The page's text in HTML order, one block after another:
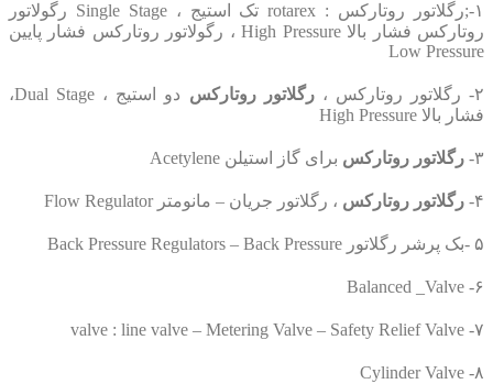
۱-;رگلاتور روتارکس : rotarex تک استیج ، Single Stage رگولاتور
روتارکس فشار بالا High Pressure ، رگولاتور روتارکس فشار پایین
Low Pressure
۲- رگلاتور روتارکس ، رگلاتور روتارکس
دو استیج ، Dual Stage،
فشار بالا High Pressure
۳- رگلاتور روتارکس برای گاز استیلن Acetylene
۴- رگلاتور روتارکس ، رگلاتور جریان – مانومتر Flow Regulator
۵ -بک پرشر رگلاتور Back Pressure Regulators – Back Pressure
۶- Balanced _Valve
۷- valve : line valve – Metering Valve – Safety Relief Valve
۸- Cylinder Valve